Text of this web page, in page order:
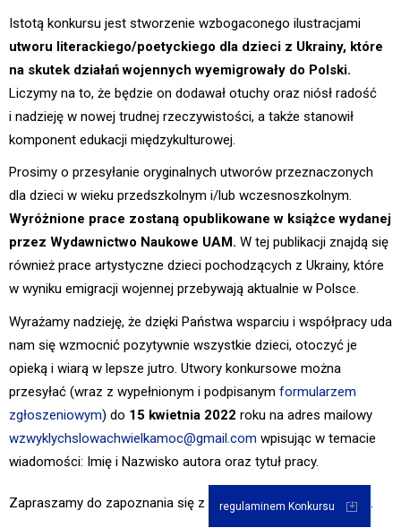
Istotą konkursu jest stworzenie wzbogaconego ilustracjami
utworu literackiego/poetyckiego dla dzieci z Ukrainy, które
na skutek działań wojennych wyemigrowały do Polski.
Liczymy na to, że będzie on dodawał otuchy oraz niósł radość
i nadzieję w nowej trudnej rzeczywistości, a także stanowił
komponent edukacji międzykulturowej.
Prosimy o przesyłanie oryginalnych utworów przeznaczonych
dla dzieci w wieku przedszkolnym i/lub wczesnoszkolnym.
Wyróżnione prace zostaną opublikowane w książce wydanej
przez Wydawnictwo Naukowe UAM. W tej publikacji znajdą się
również prace artystyczne dzieci pochodzących z Ukrainy, które
w wyniku emigracji wojennej przebywają aktualnie w Polsce.
Wyrażamy nadzieję, że dzięki Państwa wsparciu i współpracy uda
nam się wzmocnić pozytywnie wszystkie dzieci, otoczyć je
opieką i wiarą w lepsze jutro. Utwory konkursowe można
przesyłać (wraz z wypełnionym i podpisanym formularzem
zgłoszeniowym) do 15 kwietnia 2022 roku na adres mailowy
wzwyklychslowachwielkamoc@gmail.com wpisując w temacie
wiadomości: Imię i Nazwisko autora oraz tytuł pracy.
Zapraszamy do zapoznania się z regulaminem Konkursu .